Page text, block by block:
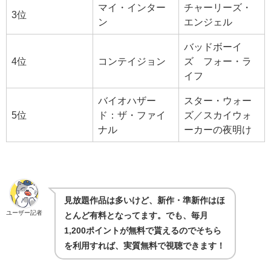
3位
マイ・インター
ン
チャーリーズ・
エンジェル
4位 コンテイジョン
バッドボーイ
ズ フォー・ラ
イフ
5位
バイオハザー
ド：ザ・ファイ
ナル
スター・ウォー
ズ／スカイウォ
ーカーの夜明け
ユーザー記者
見放題作品は多いけど、新作・準新作はほ
とんど有料となってます。でも、毎月
1,200ポイントが無料で貰えるのでそちら
を利用すれば、実質無料で視聴できます！